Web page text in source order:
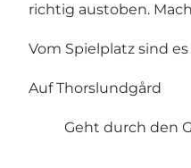
richtig austoben.
Vom Spielplatz sind
Auf Thorslundgård
Geht durch den